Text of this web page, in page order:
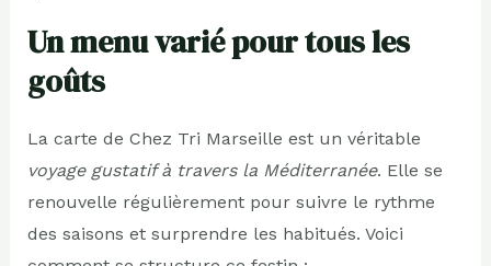
Un menu varié pour tous les
goûts
La carte de Chez Tri Marseille est un véritable
voyage gustatif à travers la Méditerranée. Elle se
renouvelle régulièrement pour suivre le rythme
des saisons et surprendre les habitués. Voici